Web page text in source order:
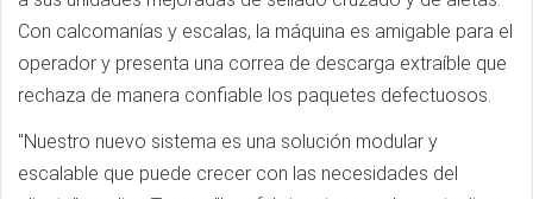
Con calcomanías y escalas, la máquina es amigable para el
operador y presenta una correa de descarga extraíble que
rechaza de manera confiable los paquetes defectuosos.
"Nuestro nuevo sistema es una solución modular y
escalable que puede crecer con las necesidades del